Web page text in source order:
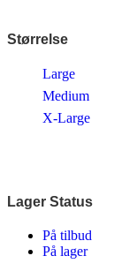
Størrelse
Large
Medium
X-Large
Lager Status
På tilbud
På lager